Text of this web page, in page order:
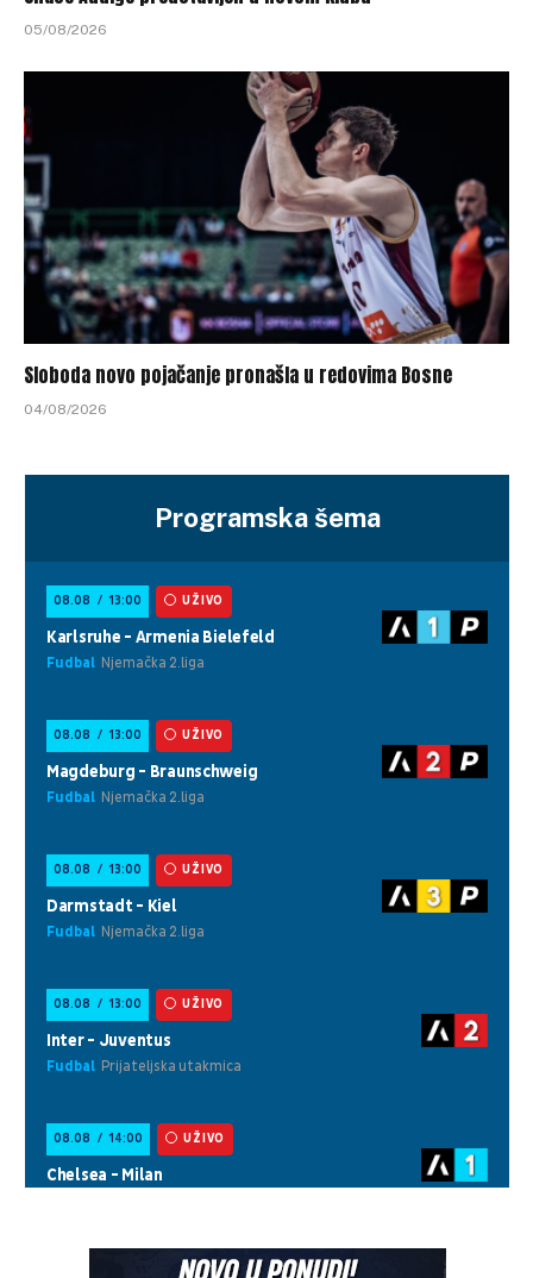
05/08/2026
Sloboda novo pojačanje pronašla u redovima Bosne
04/08/2026
Programska šema